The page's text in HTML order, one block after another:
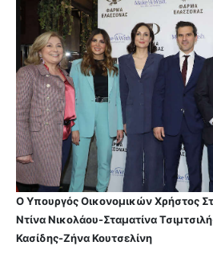
Ο Υπουργός Οικονομικών Χρήστος
Ντίνα Νικολάου-Σταματίνα
Κασίδης-Ζήνα Κουτσελίνη